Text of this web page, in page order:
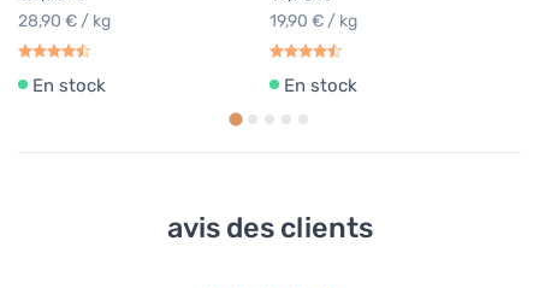
28,90 € / kg
En stock
19,90 € / kg
En stock
avis des clients